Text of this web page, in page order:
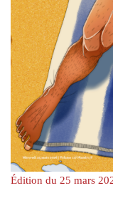
Édition du 25 mars